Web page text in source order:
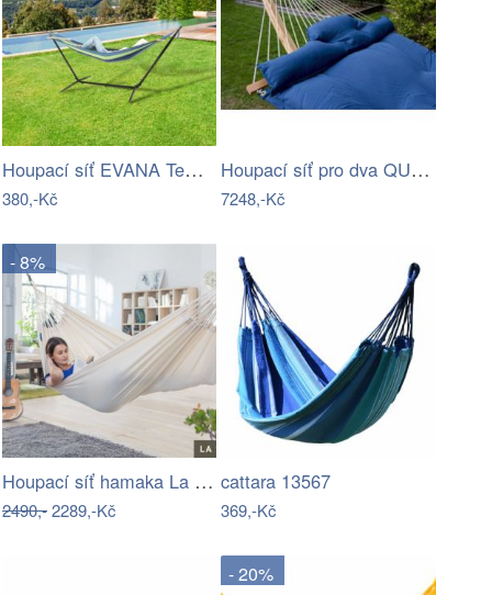
Houpací síť EVANA Tempo Kondela
380,-Kč
Houpací síť pro dva QUEEN modrá
7248,-Kč
- 8%
Houpací síť hamaka La Siesta MODESTA -…
2490,-2289,-Kč
cattara 13567
369,-Kč
- 20%